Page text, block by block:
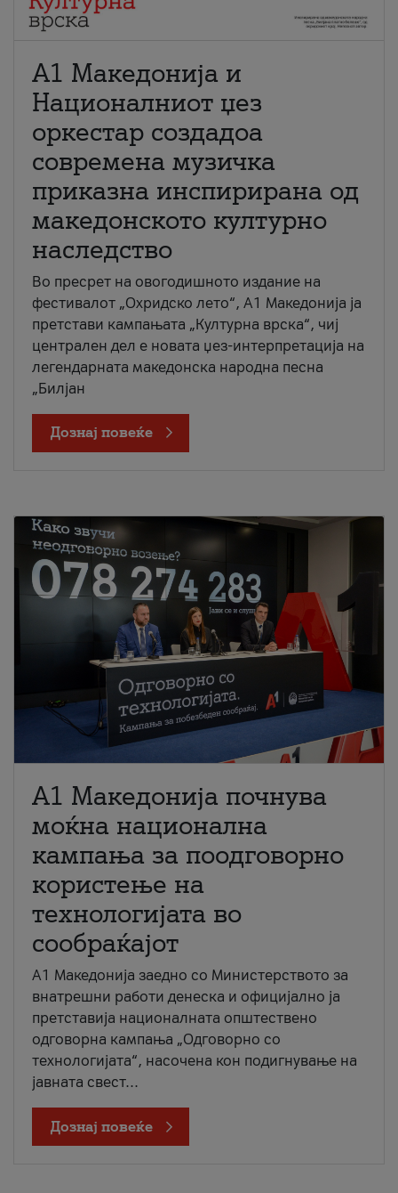
А1 Македонија и
Националниот џез
оркестар создадоа
современа музичка
приказна инспирирана од
македонското културно
наследство
Во пресрет на овогодишното издание на
фестивалот „Охридско лето“, А1 Македонија ја
претстави кампањата „Културна врска“, чиј
централен дел е новата џез-интерпретација на
легендарната македонска народна песна
„Билјан
Дознај повеќе
A1 Македонија почнува
моќна национална
кампања за поодговорно
користење на
технологијата во
сообраќајот
A1 Македонија заедно со Министерството за
внатрешни работи денеска и официјално ја
претставија националната општествено
одговорна кампања „Одговорно со
технологијата“, насочена кон подигнување на
јавната свест...
Дознај повеќе